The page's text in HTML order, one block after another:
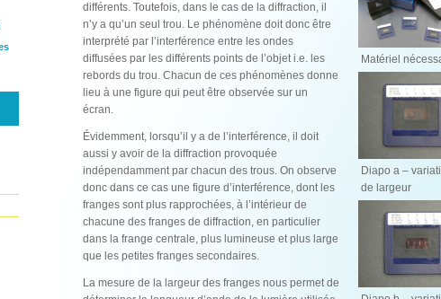
différents. Toutefois, dans le cas de la diffraction, il
n’y a qu’un seul trou. Le phénomène doit donc être
interprété par l’interférence entre les ondes
diffusées par les différents points de l’objet i.e. les
rebords du trou. Chacun de ces phénomènes donne
lieu à une figure qui peut être observée sur un
écran.
Évidemment, lorsqu’il y a de l’interférence, il doit
aussi y avoir de la diffraction provoquée
indépendamment par chacun des trous. On observe
donc dans ce cas une figure d’interférence, dont les
franges sont plus rapprochées, à l’intérieur de
chacune des franges de diffraction, en particulier
dans la frange centrale, plus lumineuse et plus large
que les petites franges secondaires.
La mesure de la largeur des franges nous permet de
Matériel
Diapo a –
de largeur